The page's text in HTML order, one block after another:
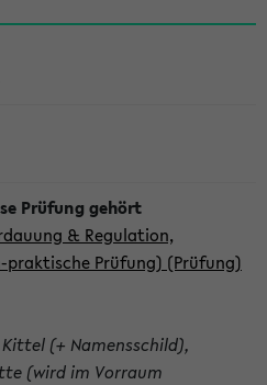
& Regulation,
Prüfung) (Prüfung)
(+ Namensschild),
(wird im Vorraum